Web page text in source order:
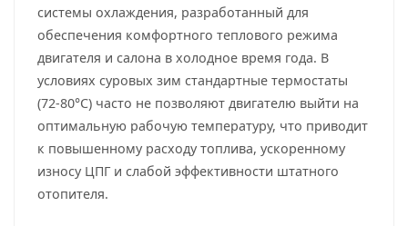
системы охлаждения, разработанный для
обеспечения комфортного теплового режима
двигателя и салона в холодное время года. В
условиях суровых зим стандартные термостаты
(72-80°C) часто не позволяют двигателю выйти на
оптимальную рабочую температуру, что приводит
к повышенному расходу топлива, ускоренному
износу ЦПГ и слабой эффективности штатного
отопителя.